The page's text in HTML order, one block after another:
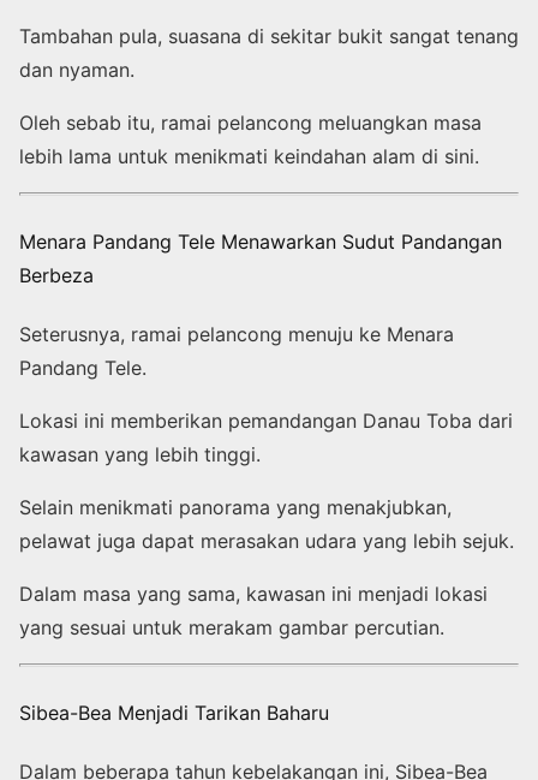
Tambahan pula, suasana di sekitar bukit sangat tenang
dan nyaman.
Oleh sebab itu, ramai pelancong meluangkan masa
lebih lama untuk menikmati keindahan alam di sini.
Menara Pandang Tele Menawarkan Sudut Pandangan
Berbeza
Seterusnya, ramai pelancong menuju ke Menara
Pandang Tele.
Lokasi ini memberikan pemandangan Danau Toba dari
kawasan yang lebih tinggi.
Selain menikmati panorama yang menakjubkan,
pelawat juga dapat merasakan udara yang lebih sejuk.
Dalam masa yang sama, kawasan ini menjadi lokasi
yang sesuai untuk merakam gambar percutian.
Sibea-Bea Menjadi Tarikan Baharu
Dalam beberapa tahun kebelakangan ini, Sibea-Bea